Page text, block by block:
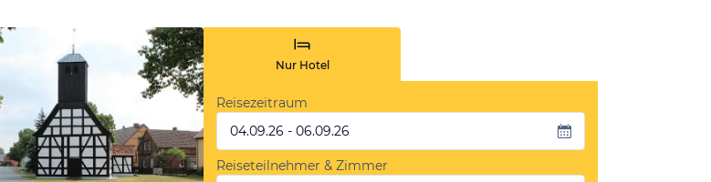
Nur Hotel
Reisezeitraum
04.09.26 - 06.09.26
Reiseteilnehmer & Zimmer